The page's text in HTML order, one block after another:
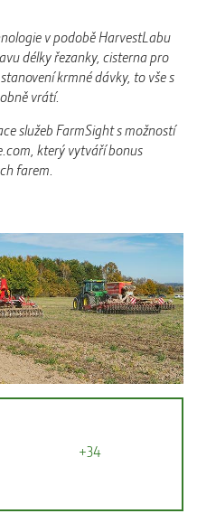
v podobě HarvestLabu
délky řezanky, cisterna pro
krmné dávky, to vše s
vrátí.
služeb FarmSight s možností
který vytváří bonus
farem.
+34